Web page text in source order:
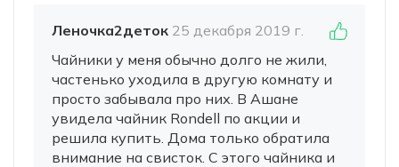
Леночка2деток 25 декабря 2019 г.
Чайники у меня обычно долго не жили,
частенько уходила в другую комнату и
просто забывала про них. В Ашане
увидела чайник Rondell по акции и
решила купить. Дома только обратила
внимание на свисток. С этого чайника и